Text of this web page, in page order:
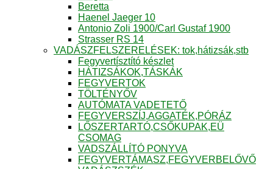
Beretta
Haenel Jaeger 10
Antonio Zoli 1900/Carl Gustaf 1900
Strasser RS 14
VADÁSZFELSZERELÉSEK: tok,hátizsák,stb
Fegyvertísztító készlet
HÁTIZSÁKOK,TÁSKÁK
FEGYVERTOK
TÖLTÉNYŐV
AUTÓMATA VADETETŐ
FEGYVERSZÍJ,AGGATÉK,PÓRÁZ
LŐSZERTARTÓ,CSŐKUPAK,EÜ
CSOMAG
VADSZÁLLÍTÓ PONYVA
FEGYVERTÁMASZ,FEGYVERBELŐVŐ